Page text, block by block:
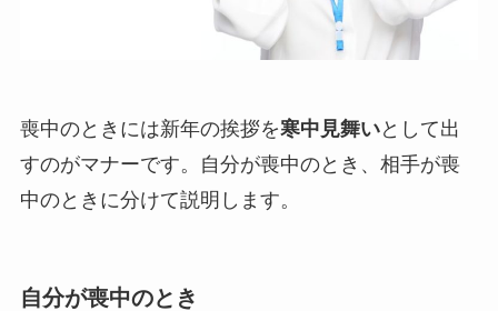
喪中のときには新年の挨拶を寒中見舞いとして出
すのがマナーです。自分が喪中のとき、相手が喪
中のときに分けて説明します。
自分が喪中のとき